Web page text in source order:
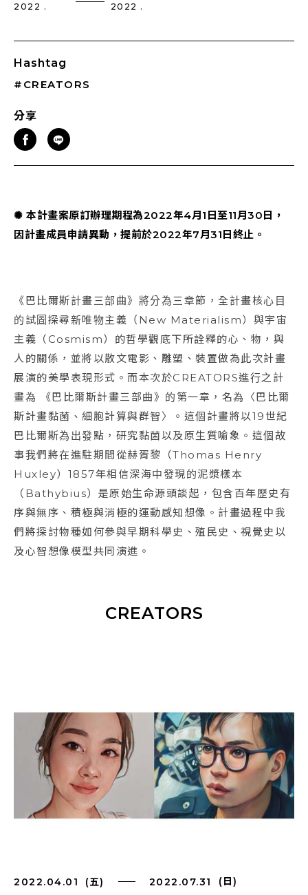
2022 . 2022 .
Hashtag
#CREATORS
分享
✺ 本計畫案原訂辦理期程為2022年4月1日至11月30日，
因計畫成員申請異動，提前於2022年7月31日終止。
《巴比爾斯計畫三部曲》將分為三章節，全計畫核心目
的試圖探尋新唯物主義（New Materialism）與宇宙
主義（Cosmism）的哲學觀底下所詮釋的心、物，與
人的關係，並將以散文電影、雕塑、裝置做為此次計畫
展演的美學表現形式。而本次於CREATORS進行之計
畫為 《巴比爾斯計畫三部曲》的第一章，名為〈巴比爾
斯計畫黏菌、細胞計算與群智〉。這個計畫將以19世紀
巴比爾斯為出發點，研究黏菌以及原生質喻象。這個故
事我們將在進駐期間從赫胥黎（Thomas Henry
Huxley）1857年相信深海中發現的泥漿樣本
（Bathybius）是原始生命源頭談起，包含百年歷史有
序與無序、積極與消極的運動感知想像。計畫過程中我
們將探討物種如何參與早期科學史、殖民史、視覺史以
及心智想像模型共同演進。
CREATORS
2022.04.01 (五) 2022.07.31 (日)